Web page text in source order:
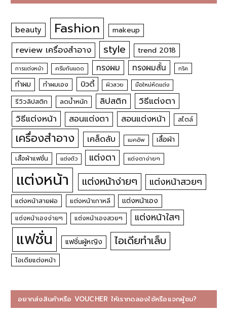
beauty Fashion makeup
review เครื่องสำอาง style trend 2018
การแต่งหน้า ครีมกันแดด ทรงผม ทรงผมสั้น ทริค
ทำผม ทำผมเอง บิวตี้ ผิวสวย มือใหม่หัดแต่ง
รีวิวลิปสติก ลดน้ำหนัก ลิปสติก
วิธีแต่งตา
วิธีแต่งหน้า
สอนแต่งตา สอนแต่งหน้า สไตล์
เครื่องสำอาง เคล็ดลับ เมคอัพ เสื้อผ้า
เสื้อผ้าแฟชั่น แต่งตัว แต่งตา แต่งตาง่ายๆ
แต่งหน้า แต่งหน้าง่ายๆ แต่งหน้าสวยๆ
แต่งหน้าสายฝอ แต่งหน้าเกาหลี แต่งหน้าเอง
แต่งหน้าเองง่ายๆ แต่งหน้าเองสวยๆ แต่งหน้าใสๆ
แฟชั่น แฟชั่นผู้หญิง ไอเดียทำเล็บ
ไอเดียแต่งหน้า
อยากส่งสินค้าหรือ VOUCHER ให้เราทดลองใช้หรือแจกผู้ชม?